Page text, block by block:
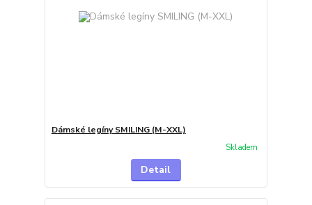
Dámské legíny SMILING (M-XXL)
Skladem
Detail